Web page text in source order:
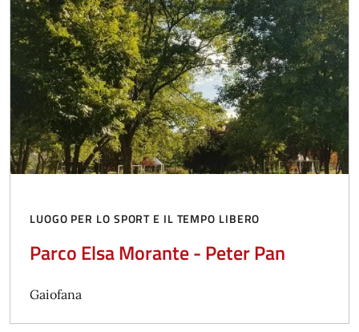
LUOGO PER LO SPORT E IL TEMPO LIBERO
Parco Elsa Morante - Peter Pan
Gaiofana